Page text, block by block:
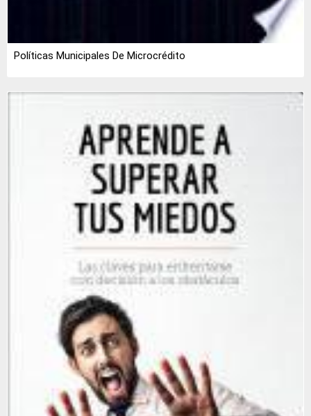
Políticas Municipales De Microcrédito